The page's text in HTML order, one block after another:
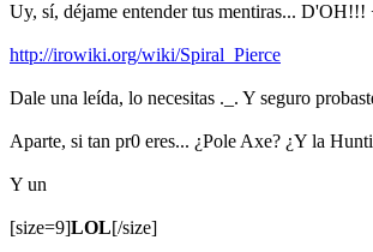
Uy, sí, déjame entender tus mentiras...
http://irowiki.org/wiki/Spiral_Pierce
Dale una leída, lo necesitas ._. Y seguro
Aparte, si tan pr0 eres... ¿Pole Axe? ¿Y la
Y un
[size=9]LOL[/size]